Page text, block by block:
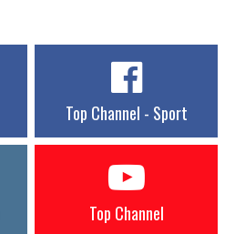
Top Channel - Sport
Top Channel